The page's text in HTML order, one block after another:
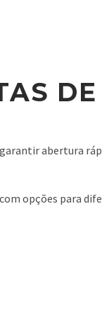
abertura
opções para